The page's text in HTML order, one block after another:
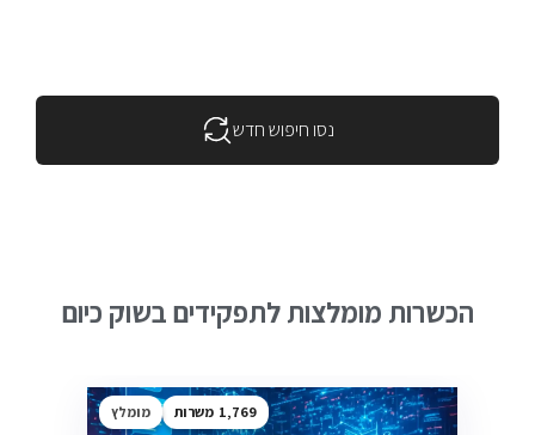
נסו חיפוש חדש
הכשרות מומלצות לתפקידים בשוק כיום
1,769 מומלץ